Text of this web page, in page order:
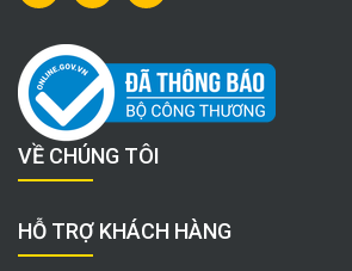
VỀ CHÚNG TÔI
HỖ TRỢ KHÁCH HÀNG